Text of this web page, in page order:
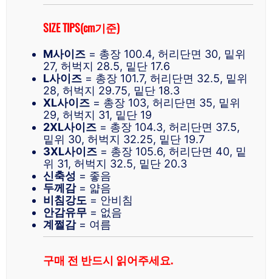
SIZE TIPS(cm기준)
M사이즈 = 총장 100.4, 허리단면 30, 밑위
27, 허벅지 28.5, 밑단 17.6
L사이즈 = 총장 101.7, 허리단면 32.5, 밑위
28, 허벅지 29.75, 밑단 18.3
XL사이즈 = 총장 103, 허리단면 35, 밑위
29, 허벅지 31, 밑단 19
2XL사이즈 = 총장 104.3, 허리단면 37.5,
밑위 30, 허벅지 32.25, 밑단 19.7
3XL사이즈 = 총장 105.6, 허리단면 40, 밑
위 31, 허벅지 32.5, 밑단 20.3
신축성 = 좋음
두께감= 얇음
비침강도 = 안비침
안감유무 = 없음
계쩔감= 여름
구매 전 반드시 읽어주세요.